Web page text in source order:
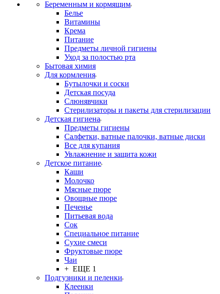
Беременным и кормящим
Белье
Витамины
Крема
Питание
Предметы личной гигиены
Уход за полостью рта
Бытовая химия
Для кормления
Бутылочки и соски
Детская посуда
Слюнявчики
Стерилизаторы и пакеты для стерилизации
Детская гигиена
Предметы гигиены
Салфетки, ватные палочки, ватные диски
Все для купания
Увлажнение и защита кожи
Детское питание
Каши
Молочко
Мясные пюре
Овощные пюре
Печенье
Питьевая вода
Сок
Специальное питание
Сухие смеси
Фруктовые пюре
Чаи
+ ЕЩЕ 1
Подгузники и пеленки
Клеенки